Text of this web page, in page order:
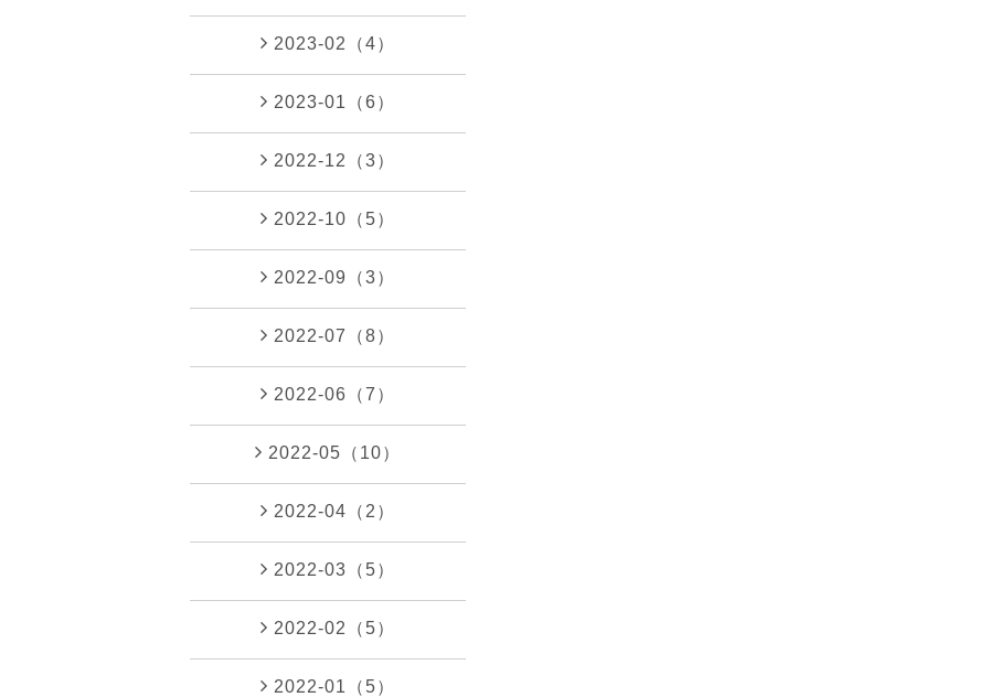
2023-02（4）
2023-01（6）
2022-12（3）
2022-10（5）
2022-09（3）
2022-07（8）
2022-06（7）
2022-05（10）
2022-04（2）
2022-03（5）
2022-02（5）
2022-01（5）